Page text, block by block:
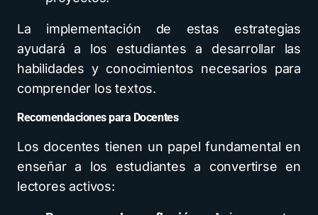
La implementación de estas estrategias
ayudará a los estudiantes a desarrollar las
habilidades y conocimientos necesarios para
comprender los textos.
Recomendaciones para Docentes
Los docentes tienen un papel fundamental en
enseñar a los estudiantes a convertirse en
lectores activos: